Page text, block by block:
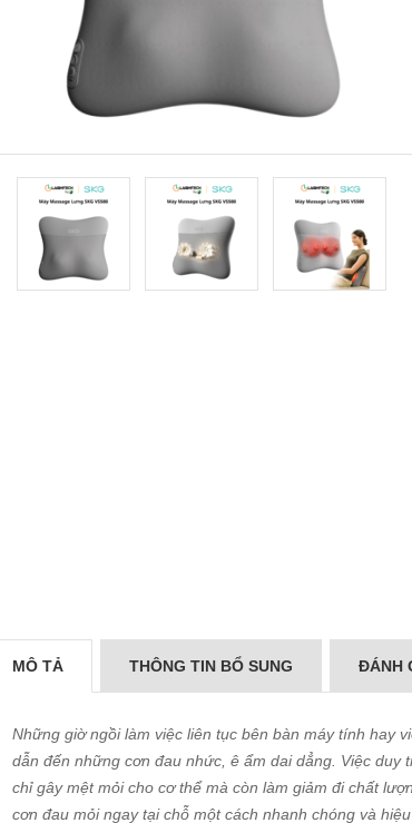
MÔ TẢ THÔNG TIN BỔ SUNG ĐÁNH
Những giờ ngồi làm việc liên tục bên bàn máy tính hay
dẫn đến những cơn đau nhức, ê ẩm dai dẳng. Việc
chỉ gây mệt mỏi cho cơ thể mà còn làm giảm đi chất
cơn đau mỏi ngay tại chỗ một cách nhanh chóng và